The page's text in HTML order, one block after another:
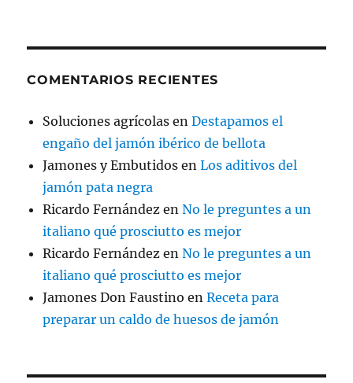
COMENTARIOS RECIENTES
Soluciones agrícolas enDestapamos el
engaño del jamón ibérico de bellota
Jamones y Embutidos enLos aditivos del
jamón pata negra
Ricardo Fernández enNo le preguntes a un
italiano qué prosciutto es mejor
Ricardo Fernández enNo le preguntes a un
italiano qué prosciutto es mejor
Jamones Don Faustino enReceta para
preparar un caldo de huesos de jamón